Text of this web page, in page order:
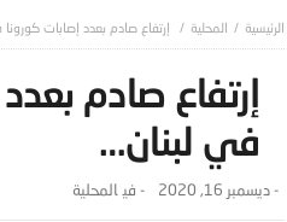
المحلية إرتفاع صادم بعدد إصابات كورونا
إرتفاع صادم
في لبنان…
-ديسمبر 16, 2020 - ‎في المحلية